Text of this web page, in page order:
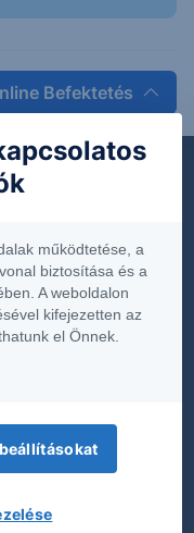
Befektetés
működtetése, a
biztosítása és a
A weboldalon
kifejezetten az
el Önnek.